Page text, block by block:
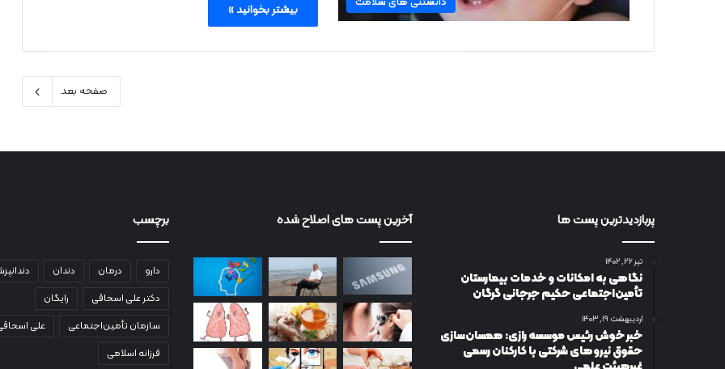
بیشتر بخوانید »
صفحه بعد
پربازدیدترین پست ها
تیر ۲۶, ۱۴۰۲
نگاهی به امکانات و خدمات بیمارستان
تأمین‌اجتماعی حکیم جرجانی گرگان
اردیبهشت ۱۹, ۱۴۰۳
خبر خوش رئیس موسسه رازی: همسان‌سازی
حقوق نیروهای شرکتی با کارکنان رسمی
آخرین پست های اصلاح شده برچسب
دارو درمان دندان
دکتر علی اسحاقی
رایگان
سازمان تأمین‌اجتماعی
علی
فرزانه اسلامی